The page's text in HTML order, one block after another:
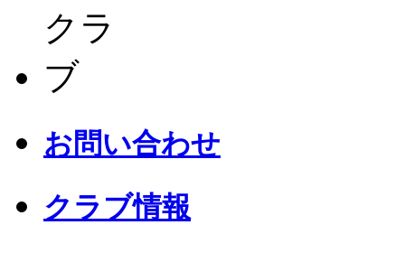
お問い合わせ
クラブ情報